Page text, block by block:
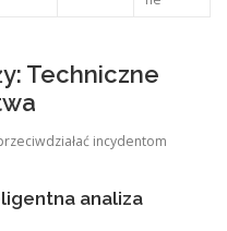
Techniczne
incydentom
analiza